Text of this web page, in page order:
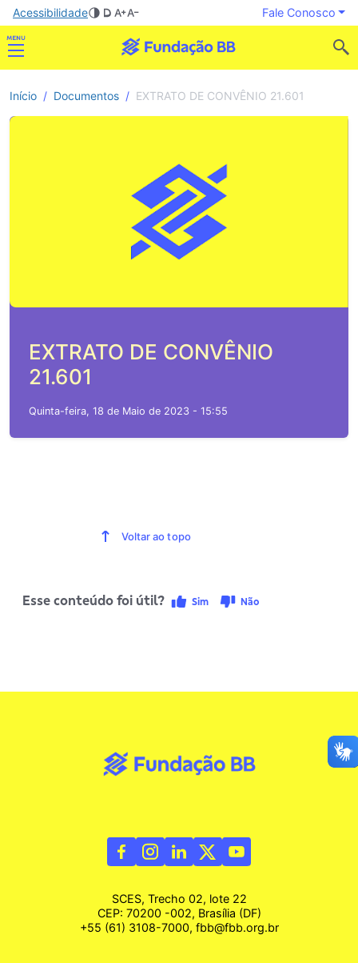
Acessibilidade Fale Conosco
Início Documentos EXTRATO DE CONVÊNIO 21.601
EXTRATO DE CONVÊNIO
21.601
Quinta-feira, 18 de Maio de 2023 - 15:55
Voltar ao topo
Esse conteúdo foi útil? Sim Não
SCES, Trecho 02, lote 22
CEP: 70200 -002, Brasília (DF)
+55 (61) 3108-7000, fbb@fbb.org.br